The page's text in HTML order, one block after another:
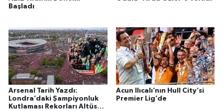
Başladı
Arsenal Tarih Yazdı:
Londra’daki Şampiyonluk
Kutlaması Rekorları Altüst
Acun Ilıcalı’nın Hull City’si
Premier Lig’de